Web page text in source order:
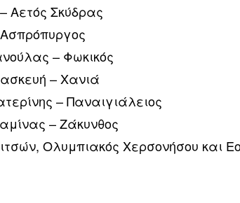
Αετός Σκύδρας
– Φωκικός
– Χανιά
– Παναιγιάλειος
– Ζάκυνθος
Ολυμπιακός Χερσονήσου και